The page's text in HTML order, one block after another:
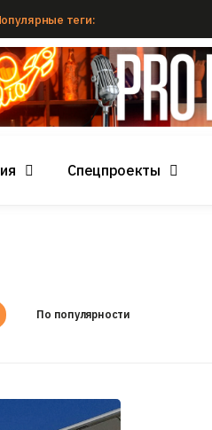
теги:
Спецпроекты
По популярности